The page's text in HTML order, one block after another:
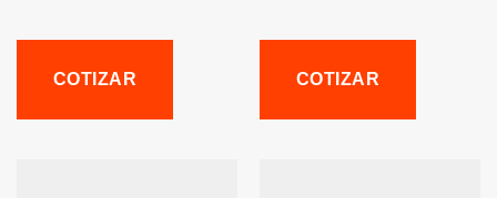
COTIZAR COTIZAR